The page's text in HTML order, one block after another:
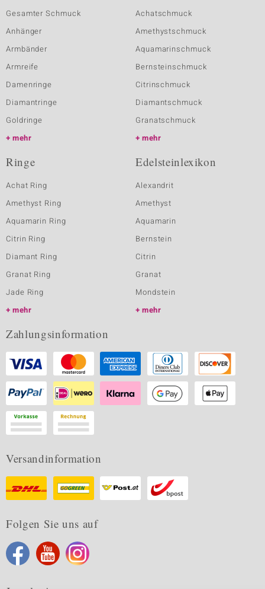
Gesamter Schmuck
Anhänger
Armbänder
Armreife
Damenringe
Diamantringe
Goldringe
mehr
Achatschmuck
Amethystschmuck
Aquamarinschmuck
Bernsteinschmuck
Citrinschmuck
Diamantschmuck
Granatschmuck
mehr
Ringe
Achat Ring
Amethyst Ring
Aquamarin Ring
Citrin Ring
Diamant Ring
Granat Ring
Jade Ring
mehr
Edelsteinlexikon
Alexandrit
Amethyst
Aquamarin
Bernstein
Citrin
Granat
Mondstein
mehr
Zahlungsinformation
Versandinformation
Folgen Sie uns auf